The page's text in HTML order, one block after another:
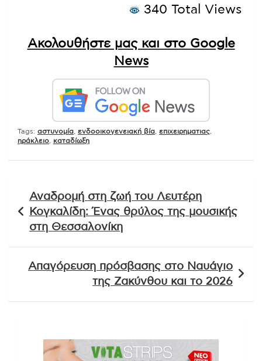
340 Total Views
Ακολουθήστε μας και στο Google
News
Tags: αστυνομία ενδοοικογενειακή βία επιχειρηματιας
ηράκλειο
καταδίωξη
άρθρων
Αναδρομή στη ζωή του Λευτέρη
Κογκαλίδη: Ένας θρύλος της μουσικής
στη Θεσσαλονίκη
Απαγόρευση πρόσβασης στο Ναυάγιο
της Ζακύνθου και το 2026